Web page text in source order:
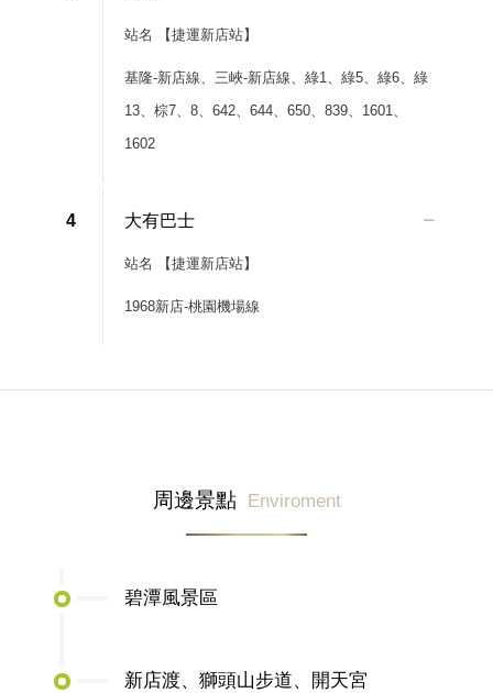
站名 【捷運新店站】
基隆-新店線、三峽-新店線、綠1、綠5、綠6、綠
13、棕7、8、642、644、650、839、1601、
1602
4 大有巴士
站名 【捷運新店站】
1968新店-桃園機場線
周邊景點 Enviroment
碧潭風景區
新店渡、獅頭山步道、開天宮